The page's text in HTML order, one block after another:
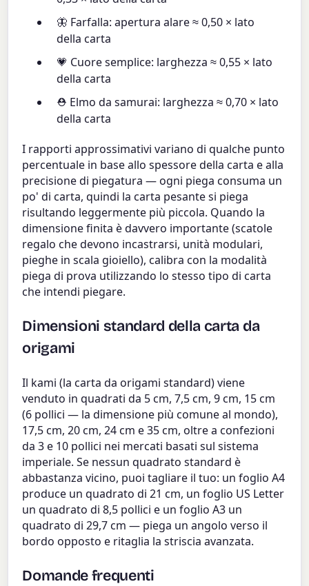
🦋 Farfalla: apertura alare ≈ 0,50 × lato
della carta
💗 Cuore semplice: larghezza ≈ 0,55 × lato
della carta
⛑ Elmo da samurai: larghezza ≈ 0,70 × lato
della carta
I rapporti approssimativi variano di qualche punto
percentuale in base allo spessore della carta e alla
precisione di piegatura — ogni piega consuma un
po' di carta, quindi la carta pesante si piega
risultando leggermente più piccola. Quando la
dimensione finita è davvero importante (scatole
regalo che devono incastrarsi, unità modulari,
pieghe in scala gioiello), calibra con la modalità
piega di prova utilizzando lo stesso tipo di carta
che intendi piegare.
Dimensioni standard della carta da
origami
Il kami (la carta da origami standard) viene
venduto in quadrati da 5 cm, 7,5 cm, 9 cm, 15 cm
(6 pollici — la dimensione più comune al mondo),
17,5 cm, 20 cm, 24 cm e 35 cm, oltre a confezioni
da 3 e 10 pollici nei mercati basati sul sistema
imperiale. Se nessun quadrato standard è
abbastanza vicino, puoi tagliare il tuo: un foglio A4
produce un quadrato di 21 cm, un foglio US Letter
un quadrato di 8,5 pollici e un foglio A3 un
quadrato di 29,7 cm — piega un angolo verso il
bordo opposto e ritaglia la striscia avanzata.
Domande frequenti